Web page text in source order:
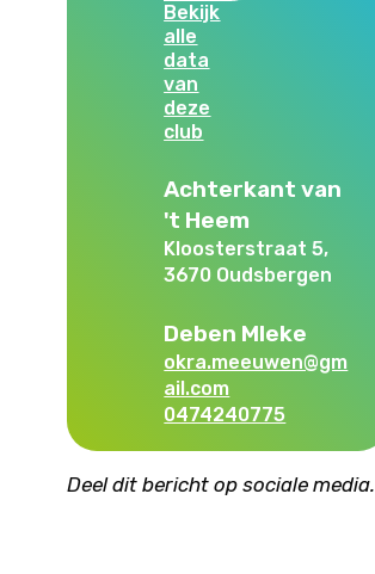
Bekijk
alle
data
van
deze
club
Achterkant van
't Heem
Kloosterstraat 5,
3670 Oudsbergen
Deben MIeke
okra.meeuwen@gm
ail.com
0474240775
Deel dit bericht op sociale media.